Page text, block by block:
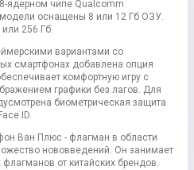
ядерном чипе Qualcomm
оснащены 8 или 12 Гб ОЗУ.
256 Гб.
вариантами со
смартфонах добавлена опция
комфортную игру с
графики без лагов. Для
биометрическая защита
ID.
Ван Плюс - флагман в области
нововведений. Он занимает
от китайских брендов.